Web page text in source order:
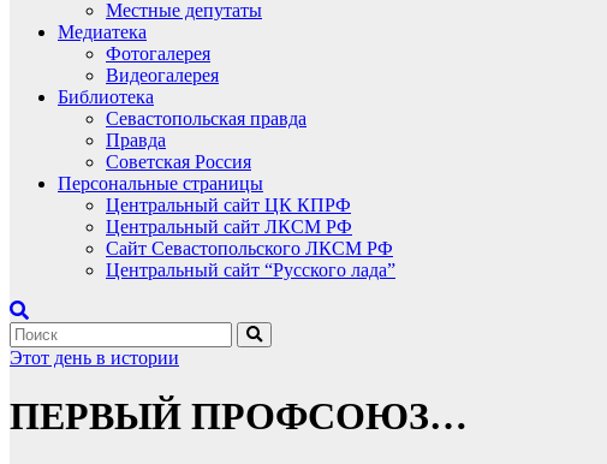
Местные депутаты
Медиатека
Фотогалерея
Видеогалерея
Библиотека
Севастопольская правда
Правда
Советская Россия
Персональные страницы
Центральный сайт ЦК КПРФ
Центральный сайт ЛКСМ РФ
Сайт Севастопольского ЛКСМ РФ
Центральный сайт “Русского лада”
Этот день в истории
ПЕРВЫЙ ПРОФСОЮЗ…